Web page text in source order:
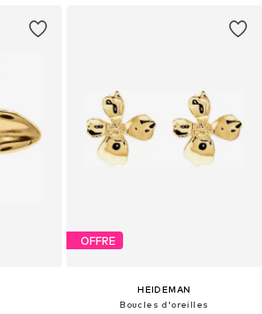
OFFRE
HEIDEMAN
Boucles d'oreilles